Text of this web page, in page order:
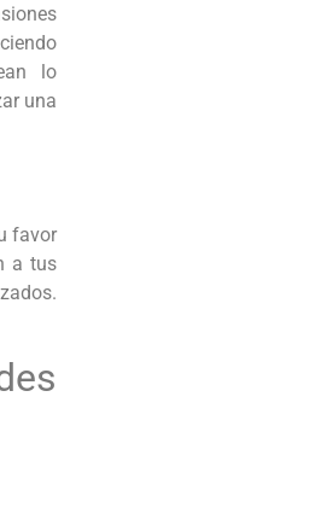
lo
una
favor
a tus